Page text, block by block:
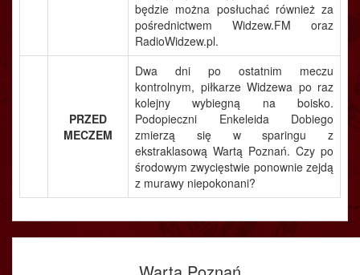
będzie można posłuchać również za
pośrednictwem Widzew.FM oraz
RadioWidzew.pl.
PRZED
MECZEM
Dwa dni po ostatnim meczu
kontrolnym, piłkarze Widzewa po raz
kolejny wybiegną na boisko.
Podopieczni Enkeleida Dobiego
zmierzą się w sparingu z
ekstraklasową Wartą Poznań. Czy po
środowym zwycięstwie ponownie zejdą
z murawy niepokonani?